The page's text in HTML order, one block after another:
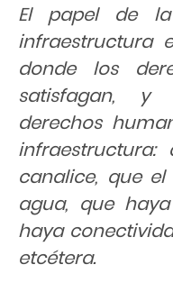
El papel de
infraestructura
donde los
satisfagan, y
derechos
canalice, que
agua, que
haya
etcétera.